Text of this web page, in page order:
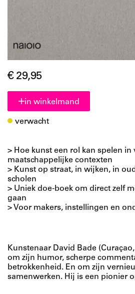
€ 29,95
in winkelmand
verwacht
> Hoe kunst een rol kan spelen in
maatschappelijke contexten
> Kunst op straat, in wijken, in
scholen
> Uniek doe-boek om direct zelf
gaan
> Voor makers, instellingen en
Kunstenaar David Bade
om zijn humor, scherpe
betrokkenheid. En om zijn
samenwerken. Hij is een pionier